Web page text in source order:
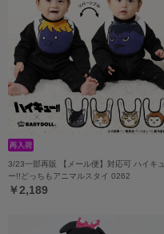
3/23一部再販 【メール便】対応可 ハイキュ
ー!!どっちもアニマルスタイ 0262
￥2,189